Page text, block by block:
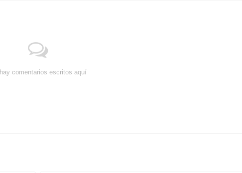
comentarios escritos aquí